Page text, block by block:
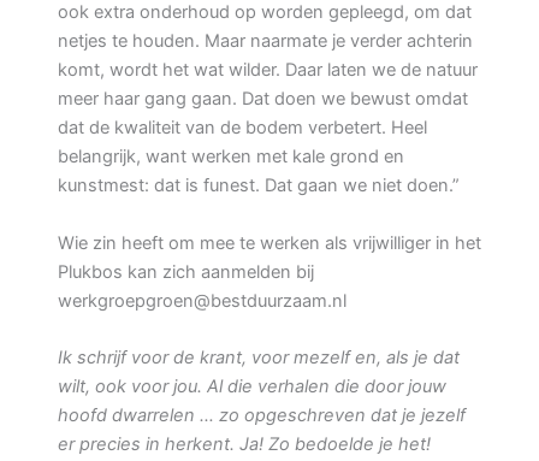
ook extra onderhoud op worden gepleegd, om dat
netjes te houden. Maar naarmate je verder achterin
komt, wordt het wat wilder. Daar laten we de natuur
meer haar gang gaan. Dat doen we bewust omdat
dat de kwaliteit van de bodem verbetert. Heel
belangrijk, want werken met kale grond en
kunstmest: dat is funest. Dat gaan we niet doen.”
Wie zin heeft om mee te werken als vrijwilliger in het
Plukbos kan zich aanmelden bij
werkgroepgroen@bestduurzaam.nl
Ik schrijf voor de krant, voor mezelf en, als je dat
wilt, ook voor jou. Al die verhalen die door jouw
hoofd dwarrelen … zo opgeschreven dat je jezelf
er precies in herkent. Ja! Zo bedoelde je het!